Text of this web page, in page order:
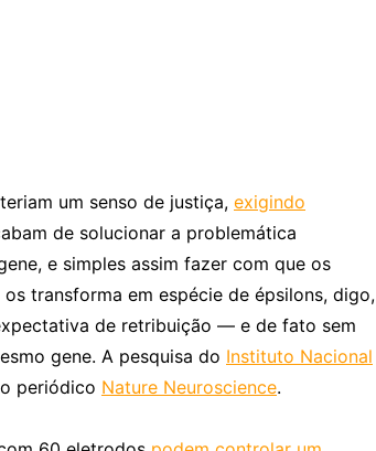
um senso de justiça, exigindo
de solucionar a problemática
e simples assim fazer com que os
transforma em espécie de épsilons, digo,
de retribuição — e de fato sem
gene. A pesquisa do Instituto Nacional
periódico Nature Neuroscience.